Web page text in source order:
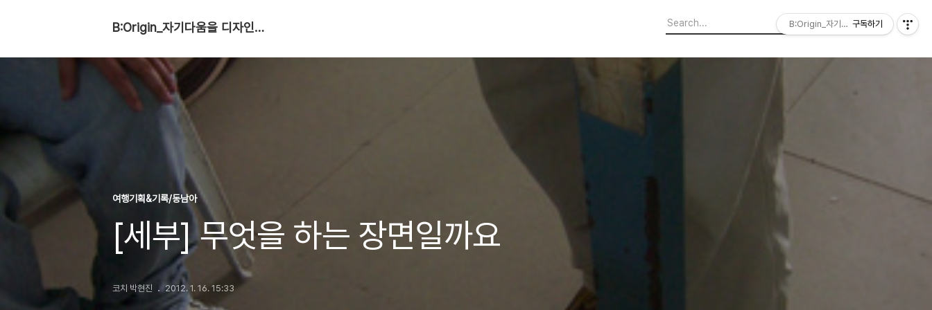
B:Origin_자기다움을 디자인합니다
여행기획&기록/동남아
[세부] 무엇을 하는 장면일까요
코치 박현진 2012. 1. 16. 15:33
B:Origin_자기다움을 디자인합니다
구독하기